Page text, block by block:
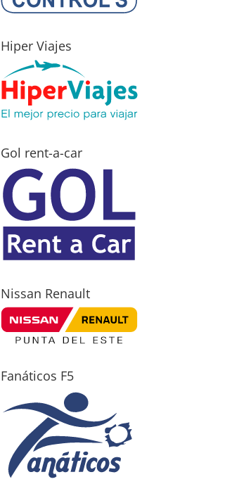
Hiper Viajes
Gol rent-a-car
Nissan Renault
Fanáticos F5